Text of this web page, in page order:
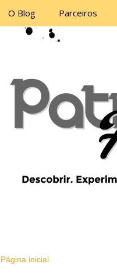
O Blog Parceiros
Página inicial